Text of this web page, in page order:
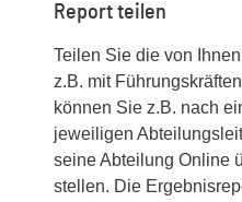
Report teilen
Teilen Sie die von
z.B. mit
können Sie z.B. nach
jeweiligen
seine Abteilung Online
stellen. Die